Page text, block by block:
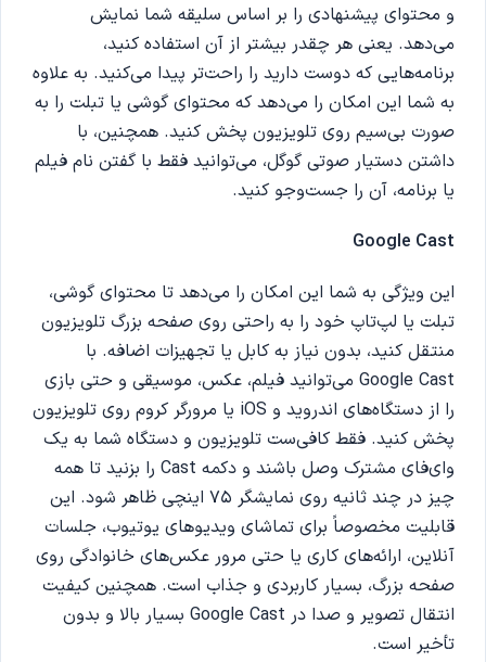
و محتوای پیشنهادی را بر اساس سلیقه‌ شما نمایش
می‌دهد. یعنی هر چقدر بیشتر از آن استفاده کنید،
برنامه‌هایی که دوست دارید را راحت‌تر پیدا می‌کنید. به علاوه
به شما این امکان را می‌دهد که محتوای گوشی یا تبلت را به
صورت بی‌سیم روی تلویزیون پخش کنید. همچنین، با
داشتن دستیار صوتی گوگل، می‌توانید فقط با گفتن نام فیلم
یا برنامه، آن را جست‌وجو کنید.
Google Cast
این ویژگی به شما این امکان را می‌دهد تا محتوای گوشی،
تبلت یا لپ‌تاپ خود را به راحتی روی صفحه بزرگ تلویزیون
منتقل کنید، بدون نیاز به کابل یا تجهیزات اضافه. با
Google Cast می‌توانید فیلم، عکس، موسیقی و حتی بازی
را از دستگاه‌های اندروید و iOS یا مرورگر کروم روی تلویزیون
پخش کنید. فقط کافی‌ست تلویزیون و دستگاه شما به یک
وای‌فای مشترک وصل باشند و دکمه Cast را بزنید تا همه
چیز در چند ثانیه روی نمایشگر 75 اینچی ظاهر شود. این
قابلیت مخصوصاً برای تماشای ویدیوهای یوتیوب، جلسات
آنلاین، ارائه‌های کاری یا حتی مرور عکس‌های خانوادگی روی
صفحه بزرگ، بسیار کاربردی و جذاب است. همچنین کیفیت
انتقال تصویر و صدا در Google Cast بسیار بالا و بدون
تأخیر است.